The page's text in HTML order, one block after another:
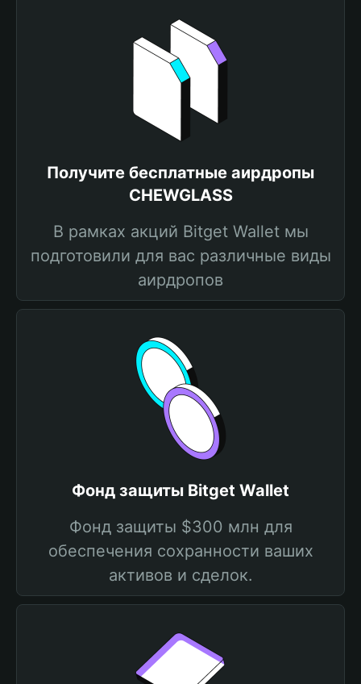
Получите бесплатные аирдропы
CHEWGLASS
В рамках акций Bitget Wallet мы
подготовили для вас различные виды
аирдропов
Фонд защиты Bitget Wallet
Фонд защиты $300 млн для
обеспечения сохранности ваших
активов и сделок.